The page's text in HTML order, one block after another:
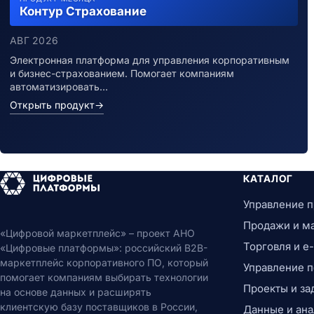
Payroll системы
Управление льготами
HR-аналитика
Проекты и задачи
Управление проектами
PMO системы
Agile/Scrum инструменты
Канбан-системы
Таск-менеджеры
Бизнес-аналитика
BI-платформы
Embedded BI
Визуализация и отчеты
Контур Страхование
АВГ 2026
Электронная платформа для управления корпоративным
и бизнес-страхованием. Помогает компаниям
автоматизировать…
Открыть продукт→
«Цифровой маркетплейс» – проект АНО
«Цифровые платформы»: российский B2B-
маркетплейс корпоративного ПО, который
помогает компаниям выбирать технологии
на основе данных и расширять
клиентскую базу поставщиков в России,
КАТАЛОГ
Управление
Продажи и
Торговля и
Управление
Проекты и
Данные и